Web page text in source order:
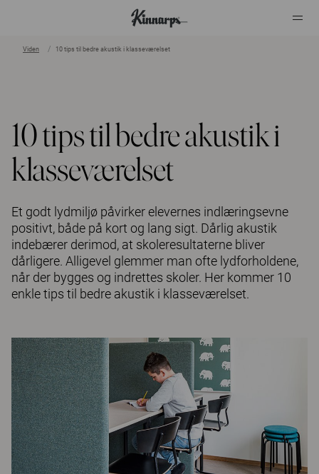
Viden 10 tips til bedre akustik i klasseværelset
10 tips til bedre akustik i
klasseværelset
Et godt lydmiljø påvirker elevernes indlæringsevne
positivt, både på kort og lang sigt. Dårlig akustik
indebærer derimod, at skoleresultaterne bliver
dårligere. Alligevel glemmer man ofte lydforholdene,
når der bygges og indrettes skoler. Her kommer 10
enkle tips til bedre akustik i klasseværelset.